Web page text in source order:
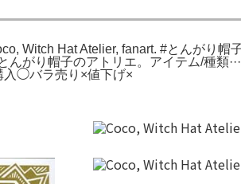
Witch Hat Atelier, fanart. #とんがり帽
がり帽子のアトリエ。アイテム/種類
入◯バラ売り×値下げ×